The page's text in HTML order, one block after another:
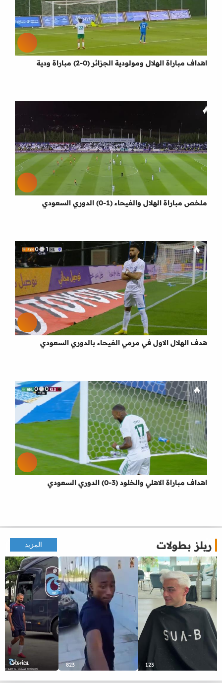
اهداف مباراة الهلال ومولودية الجزائر (0-2) مباراة ودية
ملخص مباراة الهلال والفيحاء (1-0) الدوري السعودي
هدف الهلال الاول في مرمي الفيحاء بالدوري السعودي
اهداف مباراة الاهلي والخلود (3-0) الدوري السعودي
ريلز بطولات المزيد
123
823